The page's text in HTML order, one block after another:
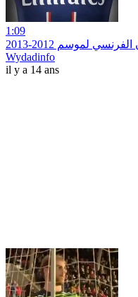
1:09
لموسم 2012-2013
Wydadinfo
il y a 14 ans